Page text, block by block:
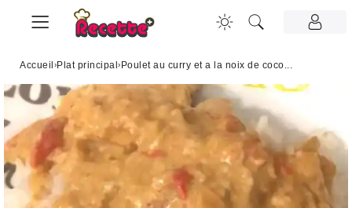
Accueil ›Plat principal › Poulet au curry et a la noix de coco...